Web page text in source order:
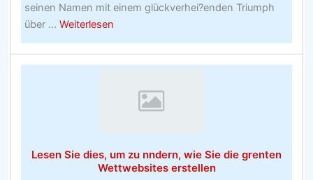
seinen Namen mit einem glückverhei?enden Triumph
über ... Weiterlesenabout
Sie
nichts
anderes
Sie
diesen
Lesen Sie dies, um zu nndern, wie Sie die grenten
Wettwebsites erstellen